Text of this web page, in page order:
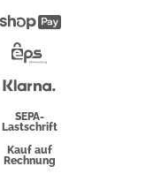
PayShopify
Überweisung
SEPA-
Lastschrift
Kauf auf
Rechnung